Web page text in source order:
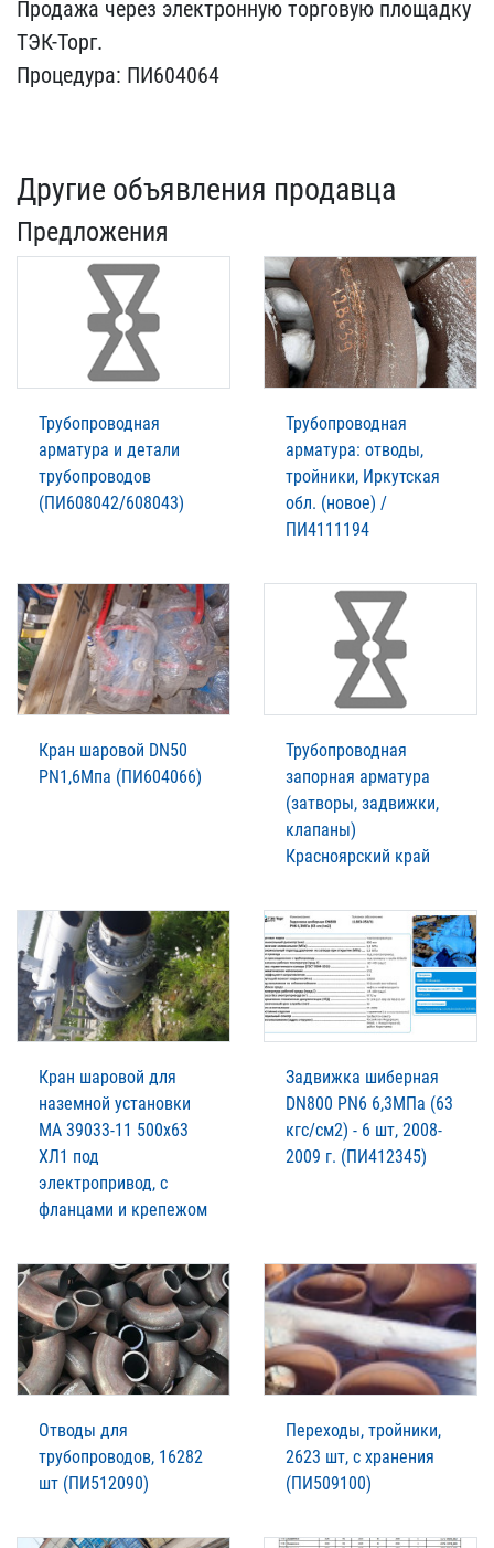
Про​дажа через электронную т​орговую площадку
ТЭК-Тор​г.
Процедура: ПИ604064
Другие объявления продавца
Предложения
Трубопроводная
арматура и детали
трубопроводов
(ПИ608042/608043)
Трубопроводная
арматура: отводы,
тройники, Иркутская
обл. (новое) /
ПИ4111194
Кран шаровой DN50
PN1,6Мпа (ПИ604066)
Трубопроводная
запорная арматура
(затворы, задвижки,
клапаны)
Красноярский край
Кран шаровой для
наземной установки
МА 39033-11 500х63
ХЛ1 под
электропривод, с
фланцами и крепежом
Задвижка шиберная
DN800 PN6 6,3МПа (63
кгс/см2) - 6 шт, 2008-
2009 г. (ПИ412345)
Отводы для
трубопроводов, 16282
шт (ПИ512090)
Переходы, тройники,
2623 шт, с хранения
(ПИ509100)